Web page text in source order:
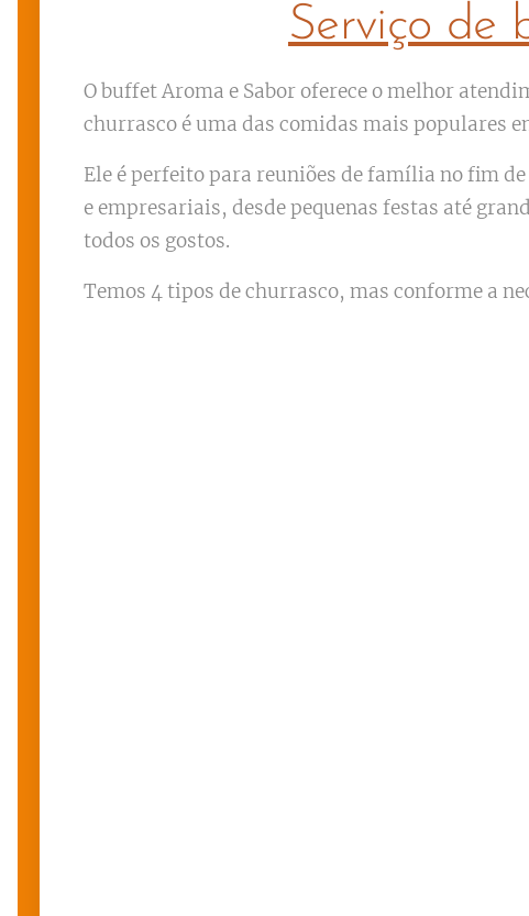
Serviço de
O buffet Aroma e Sabor oferece o melhor
churrasco é uma das comidas mais populares
Ele é perfeito para reuniões de família no fim
e empresariais, desde pequenas festas até
todos os gostos.
Temos 4 tipos de churrasco, mas conforme a